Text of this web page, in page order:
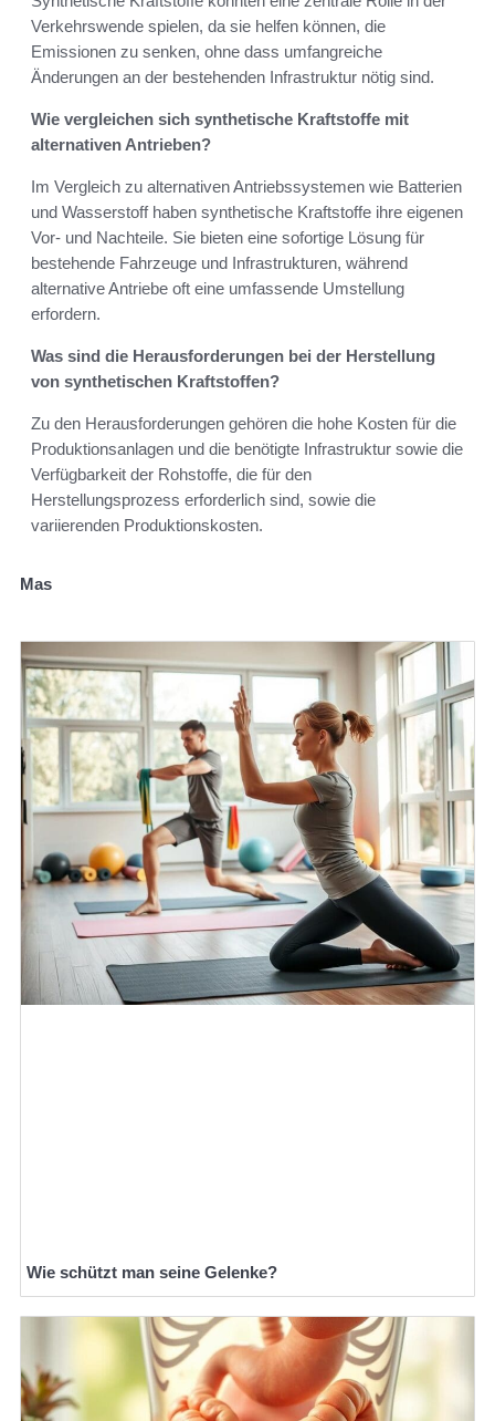
Verkehrswende spielen, da sie helfen können, die
Emissionen zu senken, ohne dass umfangreiche
Änderungen an der bestehenden Infrastruktur nötig sind.
Wie vergleichen sich synthetische Kraftstoffe mit
alternativen Antrieben?
Im Vergleich zu alternativen Antriebssystemen wie Batterien
und Wasserstoff haben synthetische Kraftstoffe ihre eigenen
Vor- und Nachteile. Sie bieten eine sofortige Lösung für
bestehende Fahrzeuge und Infrastrukturen, während
alternative Antriebe oft eine umfassende Umstellung
erfordern.
Was sind die Herausforderungen bei der Herstellung
von synthetischen Kraftstoffen?
Zu den Herausforderungen gehören die hohe Kosten für die
Produktionsanlagen und die benötigte Infrastruktur sowie die
Verfügbarkeit der Rohstoffe, die für den
Herstellungsprozess erforderlich sind, sowie die
variierenden Produktionskosten.
Mas
Wie schützt man seine Gelenke?